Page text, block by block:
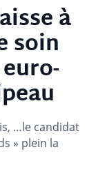
à
soin
…le candidat
» plein la